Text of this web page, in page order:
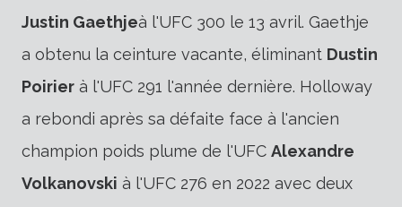
Justin Gaethjeà l'UFC 300 le 13 avril. Gaethje
a obtenu la ceinture vacante, éliminant Dustin
Poirier à l'UFC 291 l'année dernière. Holloway
a rebondi après sa défaite face à l'ancien
champion poids plume de l'UFC Alexandre
Volkanovski à l'UFC 276 en 2022 avec deux